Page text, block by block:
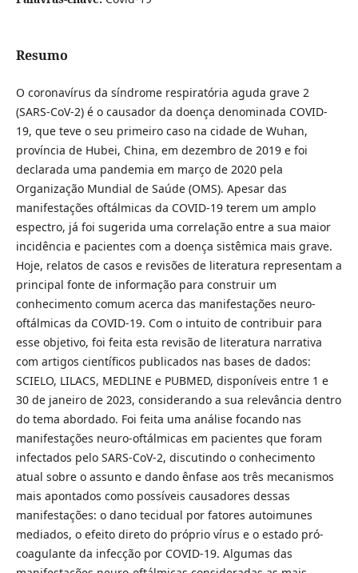
Resumo
O coronavírus da síndrome respiratória aguda grave 2
(SARS-CoV-2) é o causador da doença denominada COVID-
19, que teve o seu primeiro caso na cidade de Wuhan,
província de Hubei, China, em dezembro de 2019 e foi
declarada uma pandemia em março de 2020 pela
Organização Mundial de Saúde (OMS). Apesar das
manifestações oftálmicas da COVID-19 terem um amplo
espectro, já foi sugerida uma correlação entre a sua maior
incidência e pacientes com a doença sistêmica mais grave.
Hoje, relatos de casos e revisões de literatura representam a
principal fonte de informação para construir um
conhecimento comum acerca das manifestações neuro-
oftálmicas da COVID-19. Com o intuito de contribuir para
esse objetivo, foi feita esta revisão de literatura narrativa
com artigos científicos publicados nas bases de dados:
SCIELO, LILACS, MEDLINE e PUBMED, disponíveis entre 1 e
30 de janeiro de 2023, considerando a sua relevância dentro
do tema abordado. Foi feita uma análise focando nas
manifestações neuro-oftálmicas em pacientes que foram
infectados pelo SARS-CoV-2, discutindo o conhecimento
atual sobre o assunto e dando ênfase aos três mecanismos
mais apontados como possíveis causadores dessas
manifestações: o dano tecidual por fatores autoimunes
mediados, o efeito direto do próprio vírus e o estado pró-
coagulante da infecção por COVID-19. Algumas das